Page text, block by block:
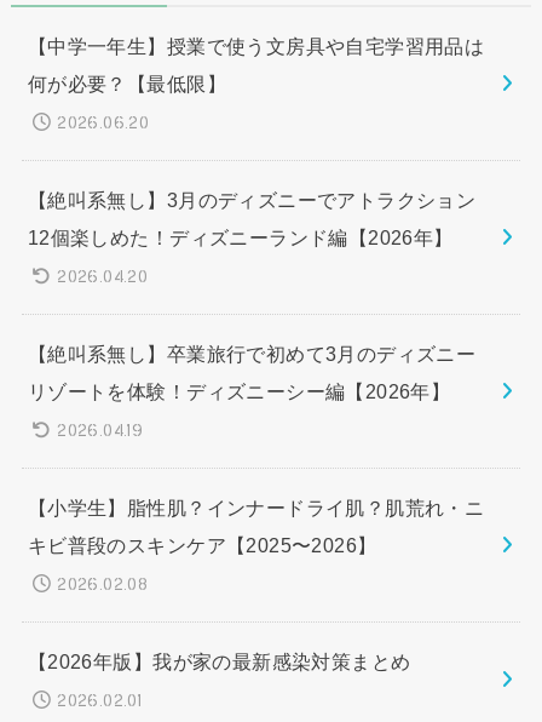
【中学一年生】授業で使う文房具や自宅学習用品は
何が必要？【最低限】
2026.06.20
【絶叫系無し】3月のディズニーでアトラクション
12個楽しめた！ディズニーランド編【2026年】
2026.04.20
【絶叫系無し】卒業旅行で初めて3月のディズニー
リゾートを体験！ディズニーシー編【2026年】
2026.04.19
【小学生】脂性肌？インナードライ肌？肌荒れ・ニ
キビ普段のスキンケア【2025〜2026】
2026.02.08
【2026年版】我が家の最新感染対策まとめ
2026.02.01